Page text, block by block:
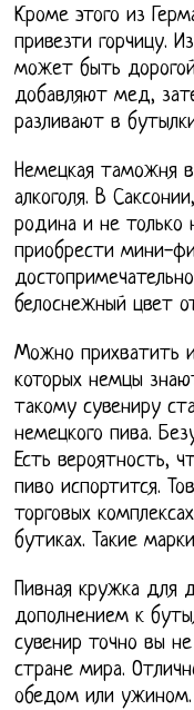
Кроме этого из
привезти горчицу.
может быть
добавляют мед,
разливают в
Немецкая таможня
алкоголя. В
родина и не
приобрести мини-
белоснежный цвет
Можно прихватить
которых немцы
такому сувениру
немецкого пива.
Есть вероятность,
пиво испортится.
торговых
бутиках. Такие
Пивная кружка для
дополнением к
сувенир точно вы
стране мира.
обедом или